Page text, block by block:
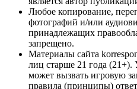
Любое копирование,
фотографий и/или
принадлежащих
запрещено.
Материалы сайта
лиц старше 21 года (21+).
может вызвать игровую
правила (принципы)